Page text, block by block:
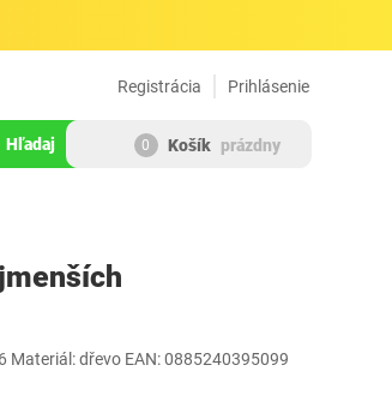
Prihlásenie
Registrácia
Hľadaj 0 Košík prázdny
Materiál: dřevo EAN: 0885240395099